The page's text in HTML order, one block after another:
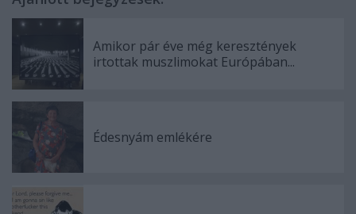
Amikor pár éve még keresztények
irtottak muszlimokat Európában...
Édesnyám emlékére